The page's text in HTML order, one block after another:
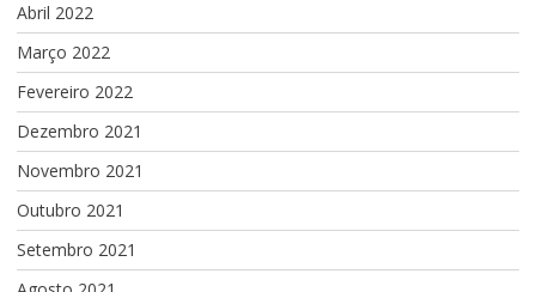
Abril 2022
Março 2022
Fevereiro 2022
Dezembro 2021
Novembro 2021
Outubro 2021
Setembro 2021